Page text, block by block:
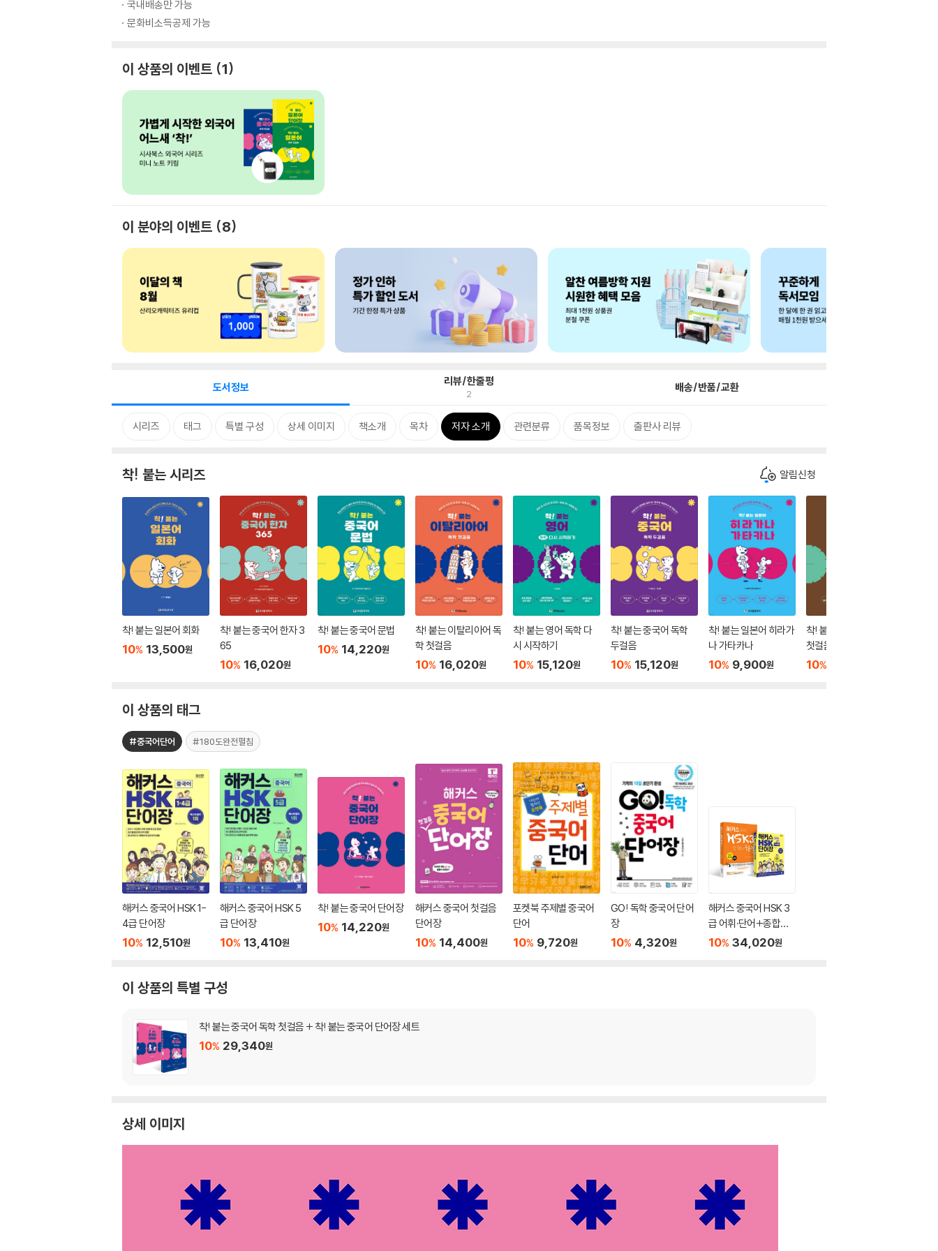
국내배송만 가능
문화비소득공제 가능
이 상품의 이벤트 1
이 분야의 이벤트 8
도서정보 리뷰/한줄평
2 배송/반품/교환
시리즈 태그 특별 구성 상세 이미지 책소개 목차 저자 소개 관련분류 품목정보 출판사 리뷰
착! 붙는 시리즈 알림신청
착! 붙는 일본어 회화
10% 13,500원
착! 붙는 중국어 한자 3
65
10% 16,020원
착! 붙는 중국어 문법
10% 14,220원
착! 붙는 이탈리아어 독
학 첫걸음
10% 16,020원
착! 붙는 영어 독학 다
시 시작하기
10% 15,120원
착! 붙는 중국어 독학
두걸음
10% 15,120원
착! 붙는 일본어 히라가
나 가타카나
10% 9,900원
착! 붙는 터키어 독학
첫걸음
10%
이 상품의 태그
#중국어단어 #180도완전펼침
해커스 중국어 HSK 1-
4급 단어장
10% 12,510원
해커스 중국어 HSK 5
급 단어장
10% 13,410원
착! 붙는 중국어 단어장
10% 14,220원
해커스 중국어 첫걸음
단어장
10% 14,400원
포켓북 주제별 중국어
단어
10% 9,720원
GO! 독학 중국어 단어
장
10% 4,320원
해커스 중국어 HSK 3
급 어휘·단어+종합서
세트
10% 34,020원
이 상품의 특별 구성
착! 붙는 중국어 독학 첫걸음 + 착! 붙는 중국어 단어장 세트
10% 29,340원
상세 이미지